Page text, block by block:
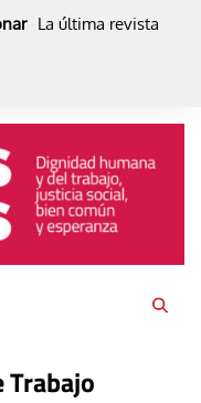
La última revista
Trabajo